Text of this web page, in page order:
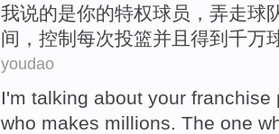
我说的是你的特权球员 ，弄走球
间 ，控制每次投篮并且 得到 千万
youdao
I'm talking about your franchise
who makes millions. The one